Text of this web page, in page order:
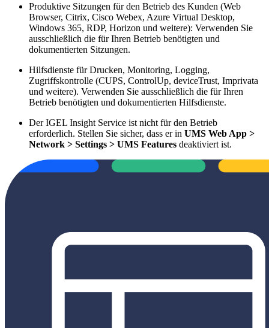
Produktive Sitzungen für den Betrieb des Kunden (Web
Browser, Citrix, Cisco Webex, Azure Virtual Desktop,
Windows 365, RDP, Horizon und weitere): Verwenden Sie
ausschließlich die für Ihren Betrieb benötigten und
dokumentierten Sitzungen.
Hilfsdienste für Drucken, Monitoring, Logging,
Zugriffskontrolle (CUPS, ControlUp, deviceTrust, Imprivata
und weitere). Verwenden Sie ausschließlich die für Ihren
Betrieb benötigten und dokumentierten Hilfsdienste.
Der IGEL Insight Service ist nicht für den Betrieb
erforderlich. Stellen Sie sicher, dass er in UMS Web App >
Network > Settings > UMS Features deaktiviert ist.